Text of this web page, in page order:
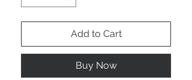
Add to Cart
Buy Now